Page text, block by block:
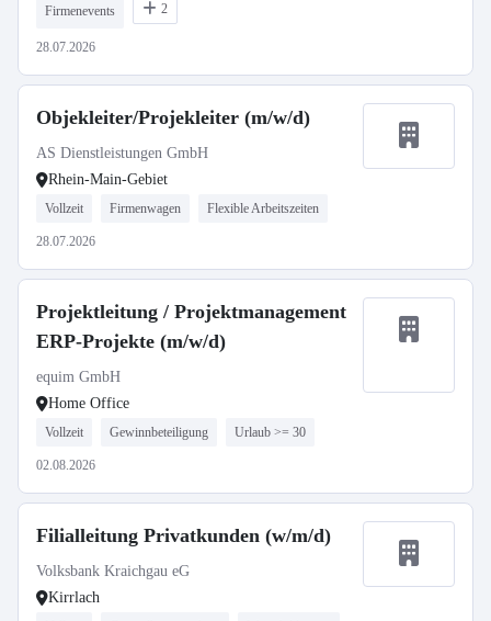
Firmenevents 2
28.07.2026
Objekleiter/Projekleiter (m/w/d)
AS Dienstleistungen GmbH
Rhein-Main-Gebiet
Vollzeit Firmenwagen Flexible Arbeitszeiten
28.07.2026
Projektleitung / Projektmanagement
ERP-Projekte (m/w/d)
equim GmbH
Home Office
Vollzeit Gewinnbeteiligung Urlaub >= 30
02.08.2026
Filialleitung Privatkunden (w/m/d)
Volksbank Kraichgau eG
Kirrlach